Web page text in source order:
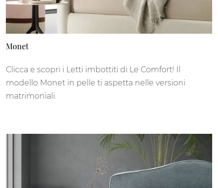
Monet
Clicca e scopri i Letti imbottiti di Le Comfort! Il
modello Monet in pelle ti aspetta nelle versioni
matrimoniali.